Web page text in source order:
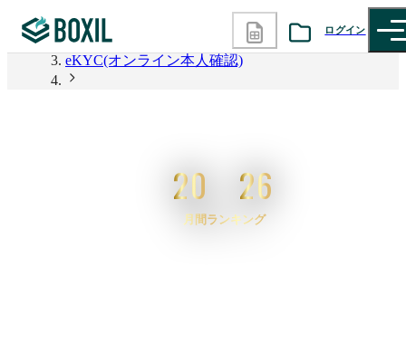
ログイン
BOXILの使い方ガイド 情報掲載をご希望の方へ
BOXIL
eKYC(オンライン本人確認)
20 26
月間ランキング